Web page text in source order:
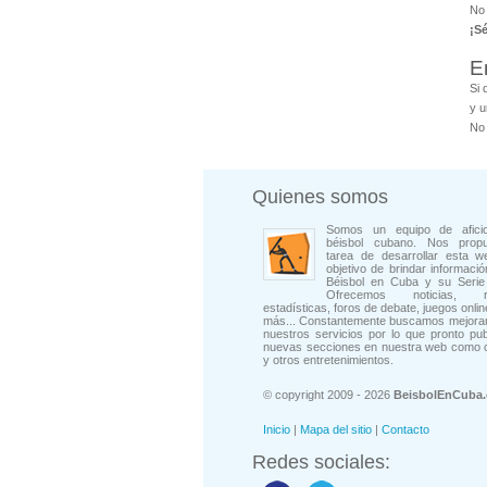
Si
y
Quienes somos
Somos un equipo de
béisbol cubano. Nos
tarea de desarrollar esta
objetivo de brindar
Béisbol en Cuba y su Serie
Ofrecemos noticias,
estadísticas, foros de debate, juegos
más... Constantemente buscamos
nuestros servicios por lo que pronto
nuevas secciones en nuestra web como
y otros entretenimientos.
© copyright 2009 - 2026
Inicio | Mapa del sitio | Contacto
Redes sociales: